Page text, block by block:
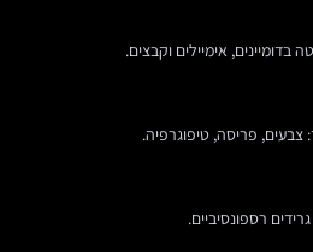
אימיילים וקבצים.
פריסה, טיפוגרפיה.
רספונסיביים.